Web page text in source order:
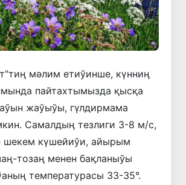
мәлим етиўинше, күнниң
пайтахтымызда қысқа
жаўыўы, гүлдирмама
Самалдың тезлиги 3-8 м/с,
шекем күшейиўи, айырым
тозаң менен бақланыўы
температурасы 33-35°.